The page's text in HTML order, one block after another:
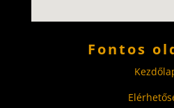
Fontos